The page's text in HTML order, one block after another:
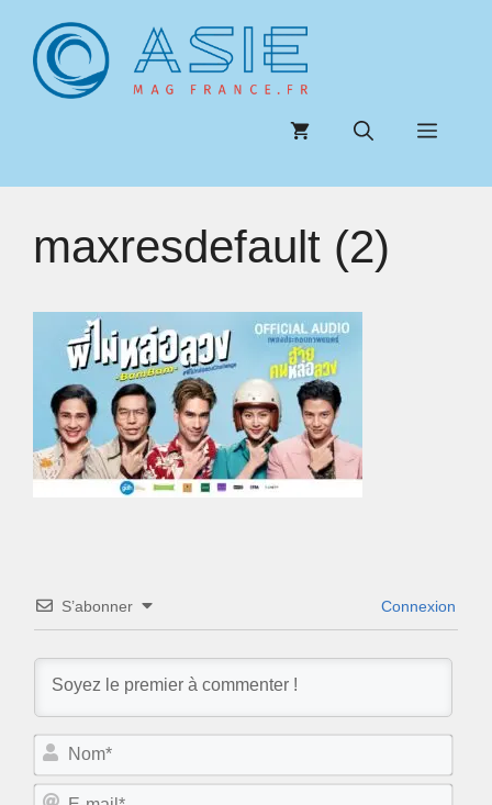
contenu
Menu
maxresdefault (2)
S’abonner Connexion
N
m
E